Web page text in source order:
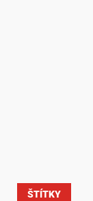
ŠTÍTKY